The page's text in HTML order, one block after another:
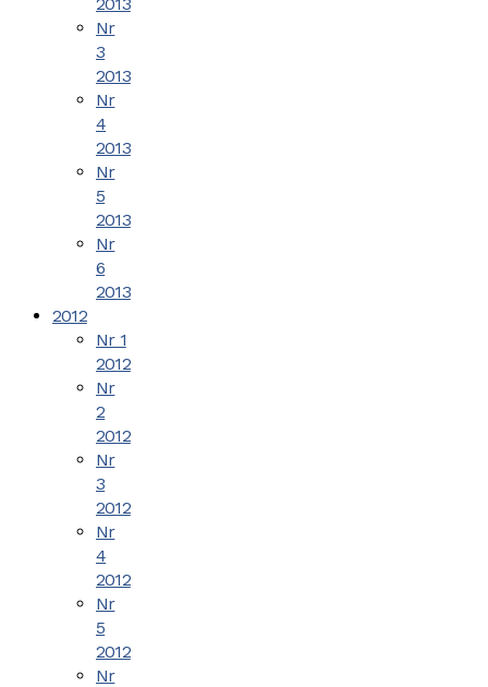
Nr
3
2013
Nr
4
2013
Nr
5
2013
Nr
6
2013
2012
Nr 1
2012
Nr
2
2012
Nr
3
2012
Nr
4
2012
Nr
5
2012
Nr